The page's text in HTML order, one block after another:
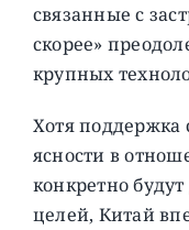
связанные с
скорее»
крупных
Хотя поддержка
ясности в
конкретно
целей, Китай